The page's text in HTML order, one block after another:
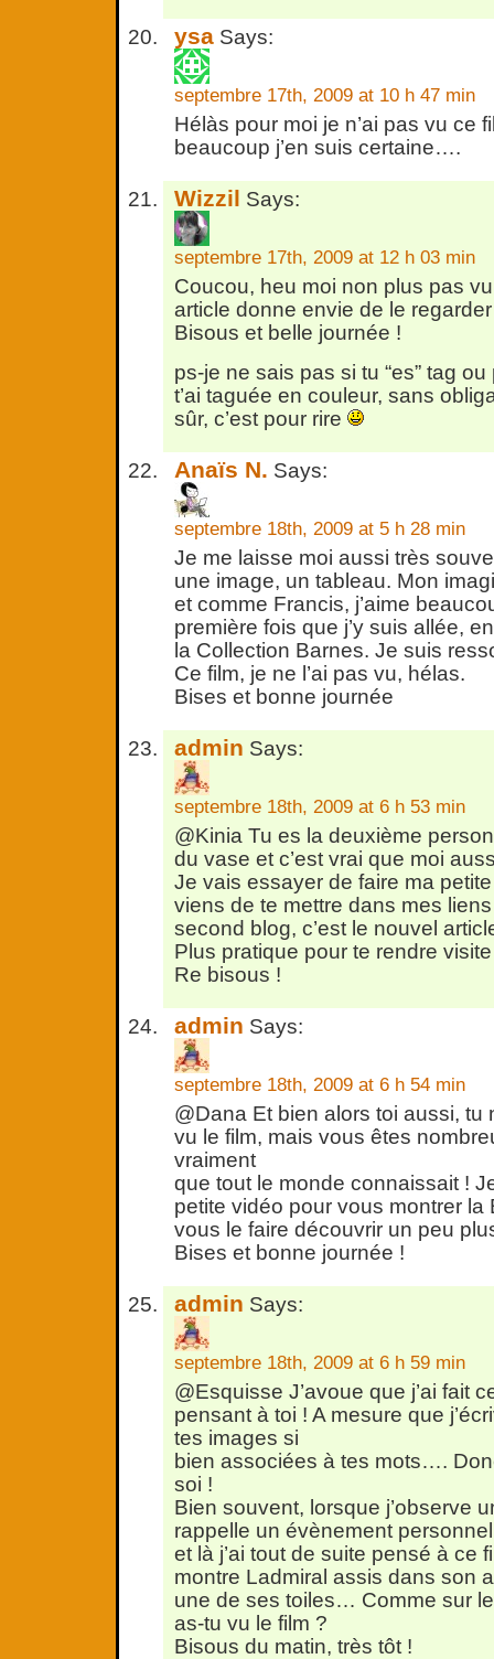
ysa Says:
septembre 17th, 2009 at 10 h 47 min
Hélàs pour moi je n’ai pas vu ce
beaucoup j’en suis certaine….
Wizzil Says:
septembre 17th, 2009 at 12 h 03 min
Coucou, heu moi non plus pas
article donne envie de le
Bisous et belle journée !
ps-je ne sais pas si tu “es” tag
t’ai taguée en couleur, sans
sûr, c’est pour rire
Anaïs N. Says:
septembre 18th, 2009 at 5 h 28 min
Je me laisse moi aussi très
une image, un tableau. Mon
et comme Francis, j’aime
première fois que j’y suis allée,
la Collection Barnes. Je suis
Ce film, je ne l’ai pas vu, hélas.
Bises et bonne journée
admin Says:
septembre 18th, 2009 at 6 h 53 min
@Kinia Tu es la deuxième
du vase et c’est vrai que moi
Je vais essayer de faire ma
viens de te mettre dans mes
second blog, c’est le nouvel
Plus pratique pour te rendre
Re bisous !
admin Says:
septembre 18th, 2009 at 6 h 54 min
@Dana Et bien alors toi aussi, tu
vu le film, mais vous êtes
vraiment
que tout le monde connaissait !
petite vidéo pour vous montrer la
vous le faire découvrir un peu
Bises et bonne journée !
admin Says:
septembre 18th, 2009 at 6 h 59 min
@Esquisse J’avoue que j’ai fait
pensant à toi ! A mesure que
tes images si
bien associées à tes mots….
soi !
Bien souvent, lorsque j’observe
rappelle un évènement
et là j’ai tout de suite pensé à ce
montre Ladmiral assis dans son
une de ses toiles… Comme sur
as-tu vu le film ?
Bisous du matin, très tôt !